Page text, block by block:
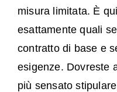
misura limitata. È
esattamente quali
contratto di base e
esigenze. Dovreste
più sensato